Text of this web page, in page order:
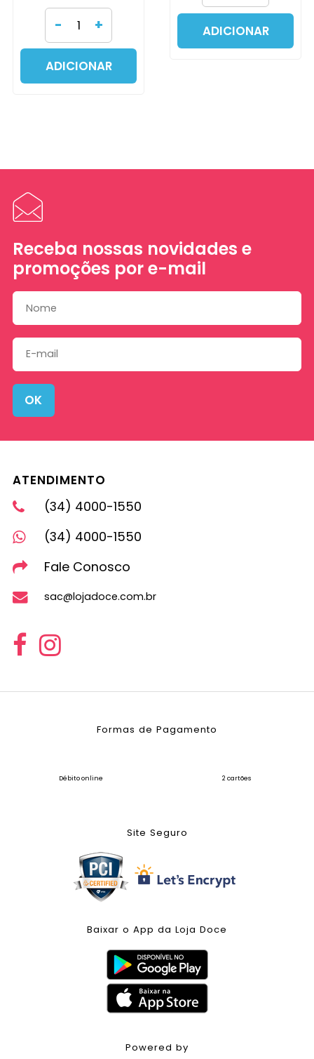
- +
ADICIONAR
ADICIONAR
Receba nossas novidades e
promoções por e-mail
OK
ATENDIMENTO
(34) 4000-1550
(34) 4000-1550
Fale Conosco
sac@lojadoce.com.br
Formas de Pagamento
Débito online 2 cartões
Site Seguro
Baixar o App da Loja Doce
Powered by